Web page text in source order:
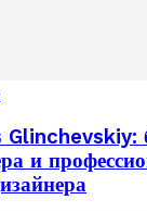
Glinchevskiy:
и